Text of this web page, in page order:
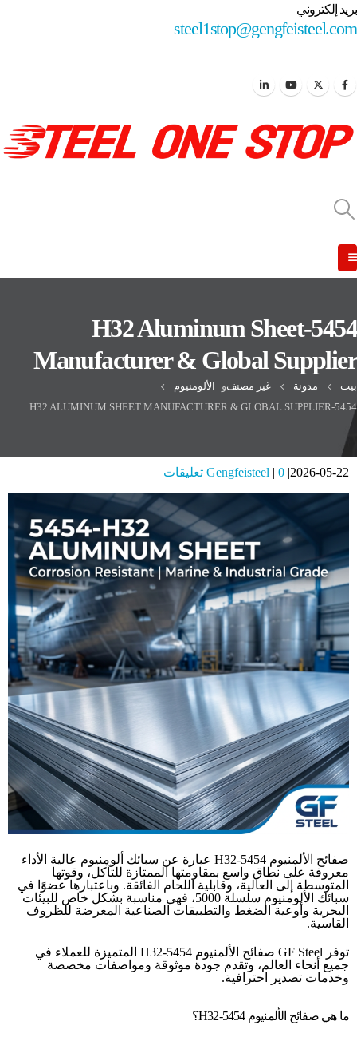
بريد إلكتروني
steel1stop@gengfeisteel.com
5454-H32 Aluminum Sheet
Manufacturer & Global Supplier
بيت مدونة غير مصنفو
الألومنيوم
5454-H32 ALUMINUM SHEET MANUFACTURER & GLOBAL SUPPLIER
2026-05-22
Gengfeisteel 0 تعليقات
صفائح الألمنيوم 5454-H32 عبارة عن سبائك ألومنيوم عالية الأداء
معروفة على نطاق واسع بمقاومتها الممتازة للتآكل، وقوتها
المتوسطة إلى العالية، وقابلية اللحام الفائقة. وباعتبارها عضوًا في
سبائك الألومنيوم سلسلة 5000، فهي مناسبة بشكل خاص للبيئات
البحرية وأوعية الضغط والتطبيقات الصناعية المعرضة للظروف
القاسية.
توفر GF Steel صفائح الألمنيوم 5454-H32 المتميزة للعملاء في
جميع أنحاء العالم، وتقدم جودة موثوقة ومواصفات مخصصة
وخدمات تصدير احترافية.
ما هي صفائح الألمنيوم 5454-H32؟